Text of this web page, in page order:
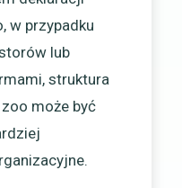
w przypadku
lub
struktura
może być